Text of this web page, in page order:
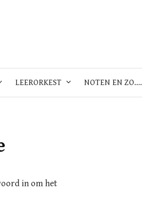
LEERORKEST NOTEN EN ZO….
in om het